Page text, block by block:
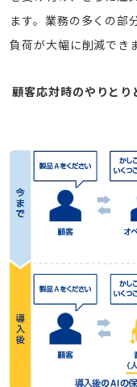
ます。業務の多くの部
負荷が大幅に削減でき
顧客応対時のやりと